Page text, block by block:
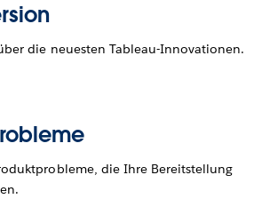
die neuesten Tableau-Innovationen.
die Ihre Bereitstellung